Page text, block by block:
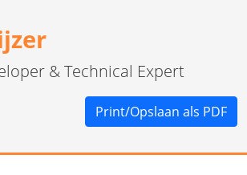
& Technical Expert
Print/Opslaan als PDF